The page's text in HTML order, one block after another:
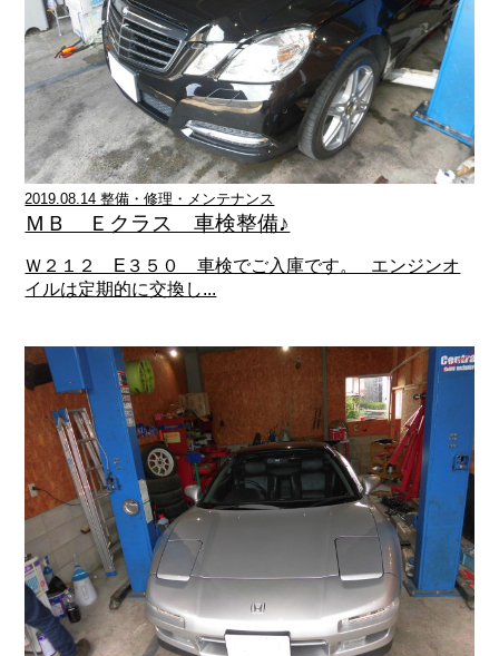
2019.08.14 整備・修理・メンテナンス
ＭＢ Ｅクラス 車検整備♪
Ｗ２１２ E３５０ 車検でご入庫です。 エンジンオ
イルは定期的に交換し...